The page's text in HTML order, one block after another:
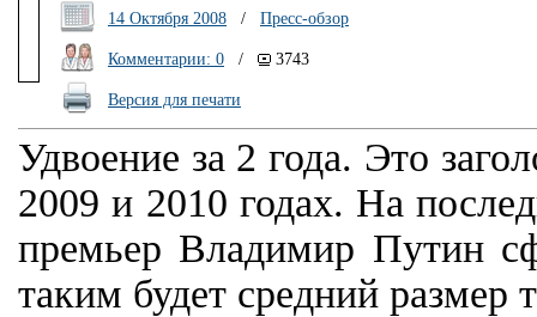
14 Октября 2008 / Пресс-обзор
Комментарии: 0 / 3743
Версия для печати
Удвоение за 2 года. Это
2009 и 2010 годах. На
премьер Владимир Путин
таким будет средний размер